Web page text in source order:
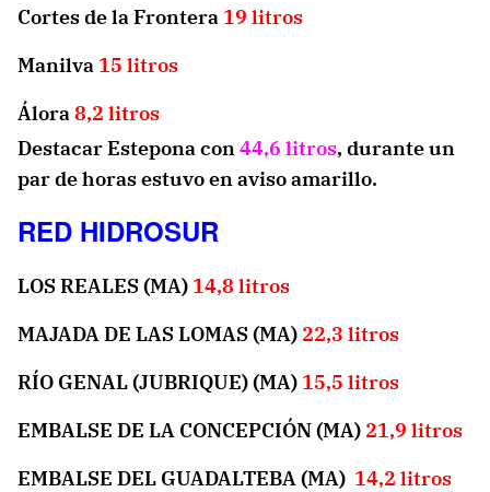
Cortes de la Frontera 19 litros
Manilva 15 litros
Álora8,2 litros
Destacar Estepona con44,6 litros, durante un
par de horas estuvo en aviso amarillo.
RED HIDROSUR
LOS REALES (MA) 14,8 litros
MAJADA DE LAS LOMAS (MA) 22,3 litros
RÍO GENAL (JUBRIQUE) (MA) 15,5 litros
EMBALSE DE LA CONCEPCIÓN (MA) 21,9 litros
EMBALSE DEL GUADALTEBA (MA) 14,2 litros